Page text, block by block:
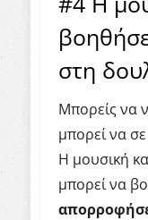
στη
Μπορείς να
μπορεί να
Η μουσική
μπορεί να